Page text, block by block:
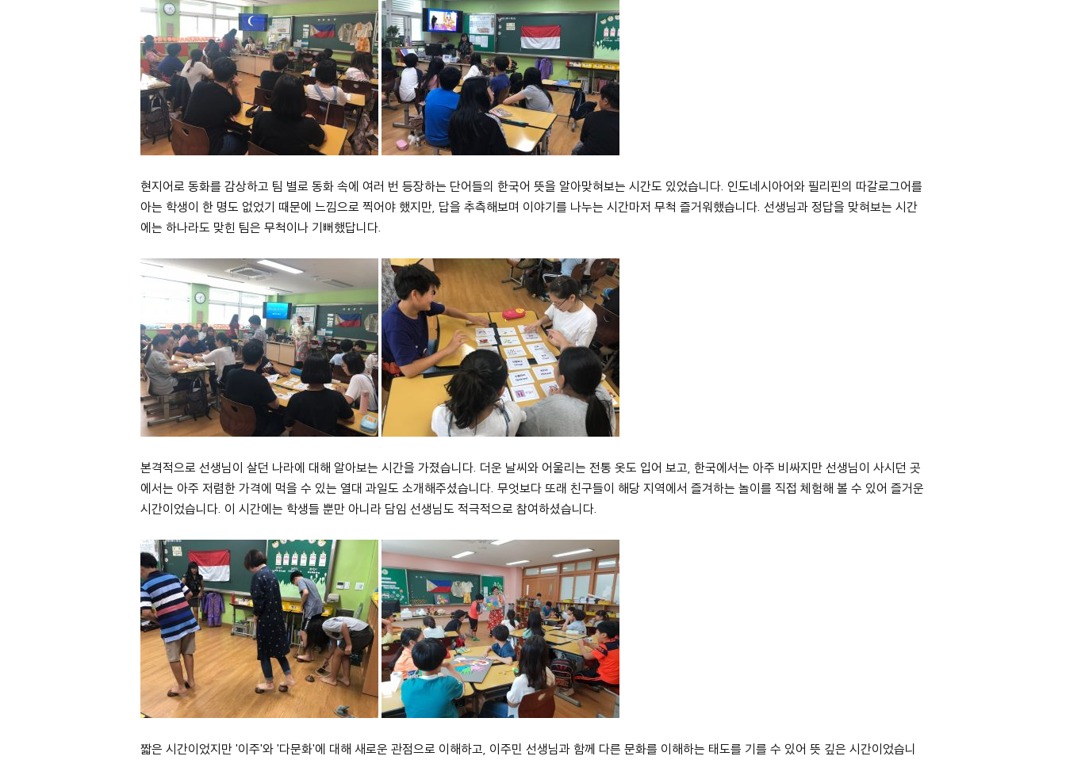
현지어로 동화를 감상하고 팀 별로 동화 속에 여러 번 등장하는 단어들의 한국어 뜻을 알아맞혀보는 시간도 있었습니다. 인도네시아어와 필리핀의 따갈로그어를
아는 학생이 한 명도 없었기 때문에 느낌으로 찍어야 했지만, 답을 추측해보며 이야기를 나누는 시간마저 무척 즐거워했습니다. 선생님과 정답을 맞혀보는 시간
에는 하나라도 맞힌 팀은 무척이나 기뻐했답니다.
본격적으로 선생님이 살던 나라에 대해 알아보는 시간을 가졌습니다. 더운 날씨와 어울리는 전통 옷도 입어 보고, 한국에서는 아주 비싸지만 선생님이 사시던 곳
에서는 아주 저렴한 가격에 먹을 수 있는 열대 과일도 소개해주셨습니다. 무엇보다 또래 친구들이 해당 지역에서 즐겨하는 놀이를 직접 체험해 볼 수 있어 즐거운
시간이었습니다. 이 시간에는 학생들 뿐만 아니라 담임 선생님도 적극적으로 참여하셨습니다.
짧은 시간이었지만 '이주'와 '다문화'에 대해 새로운 관점으로 이해하고, 이주민 선생님과 함께 다른 문화를 이해하는 태도를 기를 수 있어 뜻 깊은 시간이었습니